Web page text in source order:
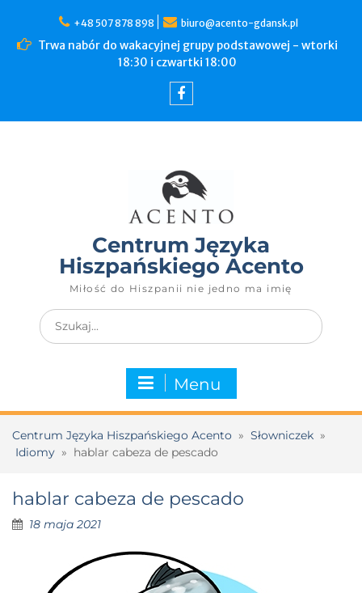
+48 507 878 898 biuro@acento-gdansk.pl
Trwa nabór do wakacyjnej grupy podstawowej - wtorki
18:30 i czwartki 18:00
Centrum Języka
Hiszpańskiego Acento
Miłość do Hiszpanii nie jedno ma imię
Menu
Centrum Języka Hiszpańskiego Acento » Słowniczek »
Idiomy » hablar cabeza de pescado
hablar cabeza de pescado
18 maja 2021